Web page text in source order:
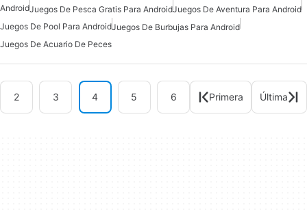
AndroidJuegos De Pesca Gratis Para AndroidJuegos De Aventura Para Android
Juegos De Pool Para AndroidJuegos De Burbujas Para Android
Juegos De Acuario De Peces
2 3 4 5 6 Primera Última